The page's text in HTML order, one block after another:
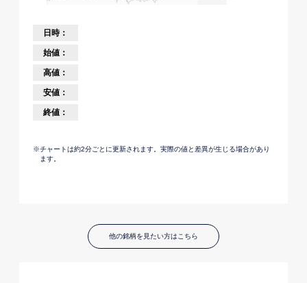
他の銘柄を見たい方はこちら